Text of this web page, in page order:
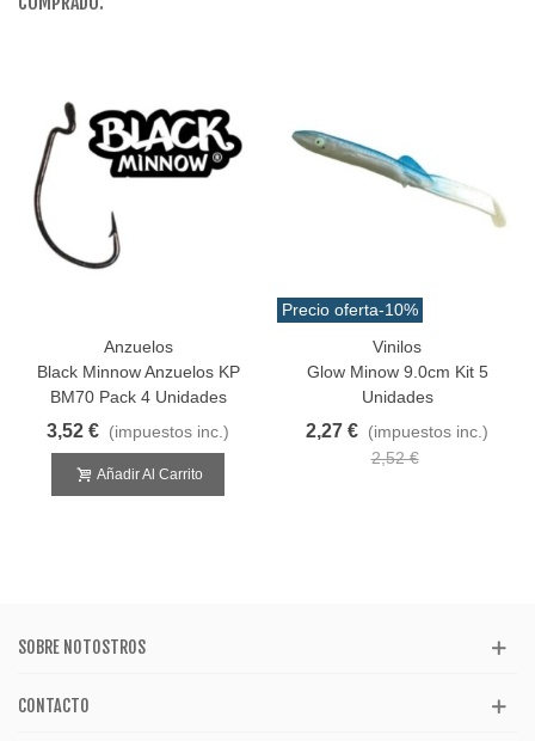
Anzuelos
Black Minnow Anzuelos KP
BM70 Pack 4 Unidades
3,52 € (impuestos inc.)
Añadir Al Carrito
Precio oferta-10%
Vinilos
Glow Minow 9.0cm Kit 5
Unidades
2,27 € (impuestos inc.)
2,52 €
SOBRE NOTOSTROS
CONTACTO